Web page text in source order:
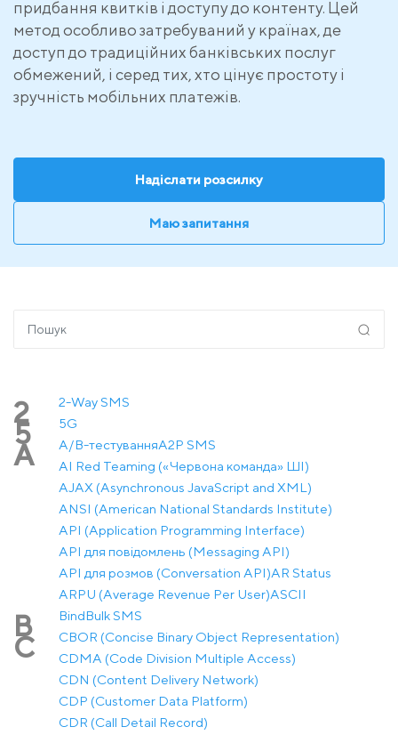
придбання квитків і доступу до контенту. Цей
метод особливо затребуваний у країнах, де
доступ до традиційних банківських послуг
обмежений, і серед тих, хто цінує простоту і
зручність мобільних платежів.
Надіслати розсилку
Маю запитання
2 2-Way SMS
5 5G
A A/B-тестуванняA2P SMS
AI Red Teaming («Червона команда» ШІ)
AJAX (Asynchronous JavaScript and XML)
ANSI (American National Standards Institute)
API (Application Programming Interface)
API для повідомлень (Messaging API)
API для розмов (Conversation API)AR Status
ARPU (Average Revenue Per User)ASCII
B BindBulk SMS
C
CBOR (Concise Binary Object Representation)
CDMA (Code Division Multiple Access)
CDN (Content Delivery Network)
CDP (Customer Data Platform)
CDR (Call Detail Record)